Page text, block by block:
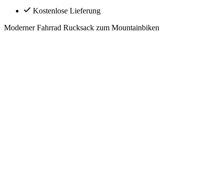
Kostenlose Lieferung
Moderner Fahrrad Rucksack zum Mountainbiken